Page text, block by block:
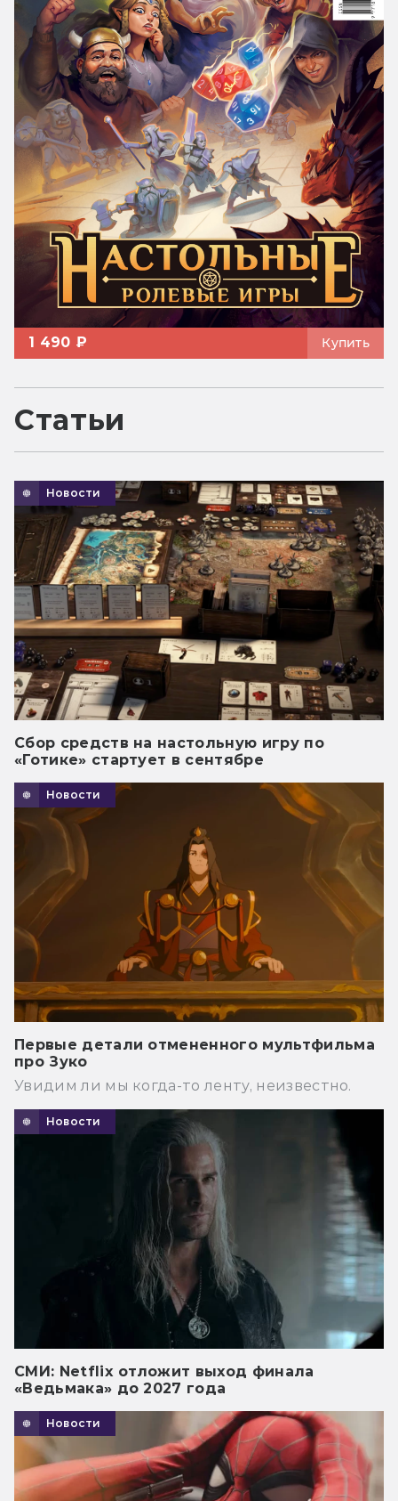
1 490 ₽ Купить
Статьи
Новости
Сбор средств на настольную игру по
«Готике» стартует в сентябре
Новости
Первые детали отмененного мультфильма
про Зуко
Увидим ли мы когда-то ленту, неизвестно.
Новости
СМИ: Netflix отложит выход финала
«Ведьмака» до 2027 года
Новости